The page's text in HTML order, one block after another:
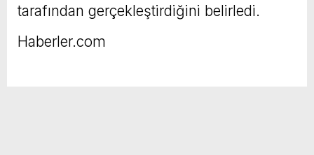
tarafından gerçekleştirdiğini belirledi.
Haberler.com